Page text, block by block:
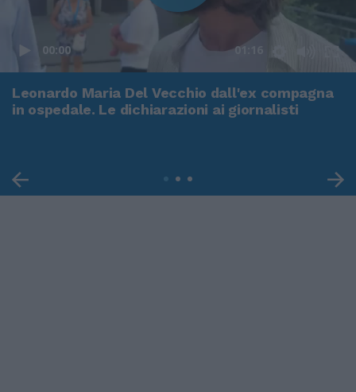
00:00 01:16
Leonardo Maria Del Vecchio dall'ex compagna
in ospedale. Le dichiarazioni ai giornalisti